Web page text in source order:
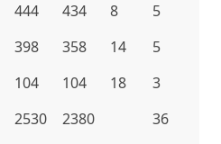
444 434 8
5
398 358 14
5
104 104 18
3
2530 2380
36